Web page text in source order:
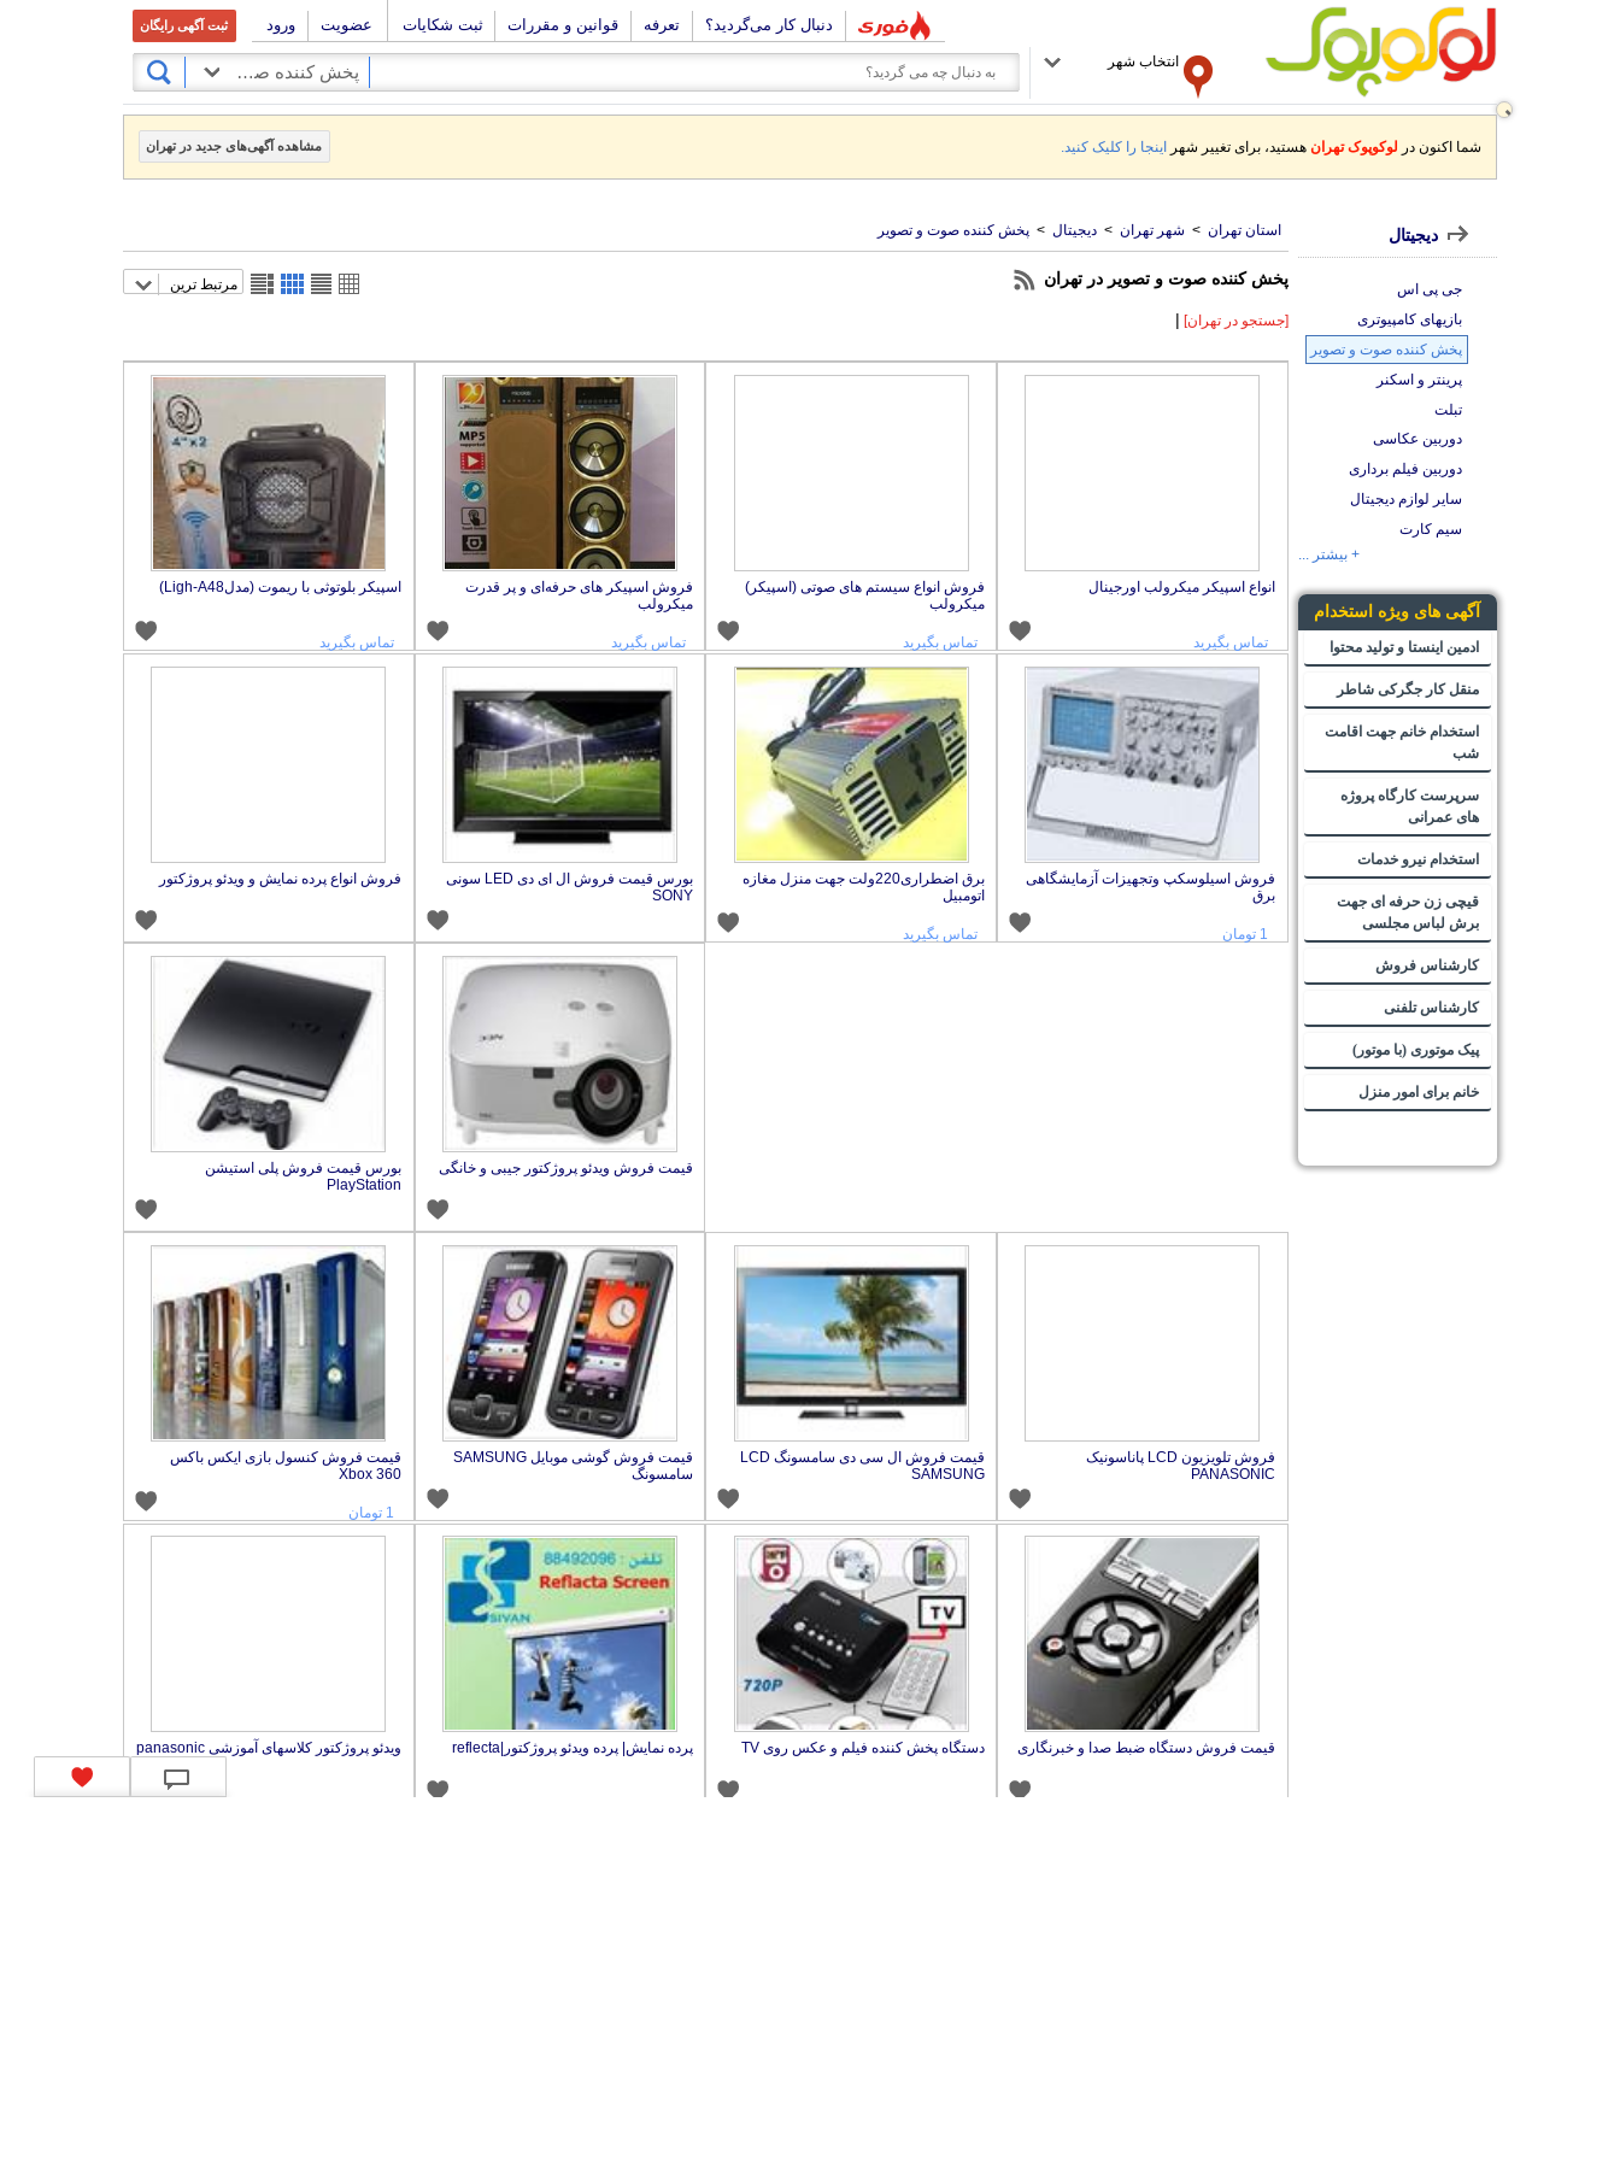
دنبال کار می‌گردید؟ تعرفه قوانین و مقررات ثبت شکایات عضویت ورود ثبت آگهی رایگان
انتخاب شهر
پخش کننده صوت و تصویر
شما اکنون در لوکوپوک تهران هستید، برای تغییر شهر اینجا را کلیک کنید. مشاهده آگهی‌های جدید در تهران
استان تهران > شهر تهران > دیجیتال > پخش کننده صوت و تصویر
پخش کننده صوت و تصویر در تهران مرتبط ترین
[جستجو در تهران] |
انواع اسپیکر میکرولب اورجینال
تماس بگیرید
فروش انواع سیستم های صوتی (اسپیکر)
میکرولب
تماس بگیرید
فروش اسپیکر های حرفه‌ای و پر قدرت
میکرولب
تماس بگیرید
اسپیکر بلوتوثی با ریموت (مدلLigh-A48)
تماس بگیرید
فروش اسیلوسکپ وتجهیزات آزمایشگاهی
برق
1 تومان
برق اضطراری220ولت جهت منزل مغازه
اتومبیل
تماس بگیرید
بورس قیمت فروش ال ای دی LED سونی
SONY
فروش انواع پرده نمایش و ویدئو پروژکتور
قیمت فروش ویدئو پروژکتور جیبی و خانگی
بورس قیمت فروش پلی استیشن
PlayStation
فروش تلویزیون LCD پاناسونیک
PANASONIC
قیمت فروش ال سی دی سامسونگ LCD
SAMSUNG
قیمت فروش گوشی موبایل SAMSUNG
سامسونگ
قیمت فروش کنسول بازی ایکس باکس
Xbox 360
1 تومان
قیمت فروش دستگاه ضبط صدا و خبرنگاری دستگاه پخش کننده فیلم و عکس روی TV پرده نمایش| پرده ویدئو پروژکتور|reflecta ویدئو پروژکتور کلاسهای آموزشی panasonic
دیجیتال
جی پی اس
بازیهای کامپیوتری
پخش کننده صوت و تصویر
پرینتر و اسکنر
تبلت
دوربین عکاسی
دوربین فیلم برداری
سایر لوازم دیجیتال
سیم کارت
+ بیشتر ...
آگهی های ویژه استخدام
ادمین اینستا و تولید محتوا
منقل کار جگرکی شاطر
استخدام خانم جهت اقامت
شب
سرپرست کارگاه پروژه
های عمرانی
استخدام نیرو خدمات
قیچی زن حرفه ای جهت
برش لباس مجلسی
کارشناس فروش
کارشناس تلفنی
پیک موتوری (با موتور)
خانم برای امور منزل